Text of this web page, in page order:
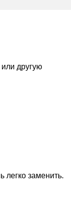
другую
легко заменить.